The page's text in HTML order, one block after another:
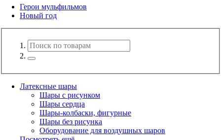
Герои мульфильмов
Новый год
Латексные шары
Шары с рисунком
Шары сердца
Шары-колбаски, фигурные
Шары без рисунка
Оборудование для воздушных шаров